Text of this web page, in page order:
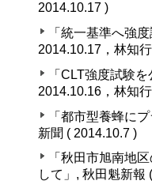
2014.10.17 )
「統一基準へ強
2014.10.17，林知
「CLT強度試験
2014.10.16，林知
「都市型養蜂に
新聞 ( 2014.10.7 )
「秋田市旭南地
して」, 秋田魁新報